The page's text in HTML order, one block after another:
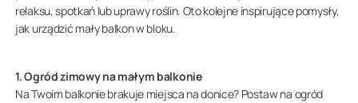
relaksu, spotkań lub uprawy roślin. Oto kolejne inspirujące pomysły,
jak urządzić mały balkon w bloku.
1. Ogród zimowy na małym balkonie
Na Twoim balkonie brakuje miejsca na donice? Postaw na ogród